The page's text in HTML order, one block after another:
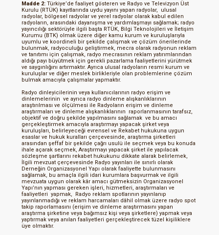
Madde 2: Türkiye’de faaliyet gösteren ve Radyo ve Televizyon Üst
Kurulu (RTÜK) kayıtlarında uydu yayını yapan radyolar, ulusal
radyolar, bölgesel radyolar ve yerel radyolar olarak kabul edilen
radyoların, arasındaki dayanışma ve yardımlaşmayı sağlamak; radyo
yayıncılığı sektörüyle ilgili başta RTÜK, Bilgi Teknolojileri ve İletişim
Kurumu (BTK) olmak üzere diğer kamu kurum ve kuruluşlarıyla
uyumlu ve koordineli bir şekilde çalışmak ve çözüm önerilerinde
bulunmak, radyoculuğu geliştirmek, mecra olarak radyonun reklam
ve tanıtımı için çalışmak, radyo mecrasının reklam yatırımlarından
aldığı payı büyütmek için gerekli pazarlama faaliyetlerini yürütmek
ve saygınlığını artırmaktır. Ayrıca ulusal radyoların resmi kurum ve
kuruluşlar ve diğer meslek birlikleriyle olan problemlerine çözüm
bulmak amacıyla çalışmalar yapmaktır.
Radyo dinleyicilerinin veya kullanıcılarının radyo erişim ve
dinlemelerinin ve ayrıca radyo dinleme alışkanlıklarının
araştırılması ve ölçülmesi ile Radyoların erişim ve dinleme
araştırmaları ve dinleme alışkanlıklarının raporlanmasının tarafsız,
objektif ve doğru şekilde yapılmasını sağlamak ve bu amacı
gerçekleştirmek amacıyla araştırmayı yapacak şirket veya
kuruluşları, belirleyeceği evrensel ve Rekabet hukukuna uygun
esaslar ve hukuk kuralları çerçevesinde, araştırma şirketleri
arasından şeffaf bir şekilde çağrı usulü ile seçmek veya bu konuda
ihale açarak seçmek, Araştırmayı yapacak şirket ile yapılacak
sözleşme şartlarını rekabet hukukunu dikkate alarak belirlemek,
İlgili mevzuat çerçevesinde Radyo yayınları ile sınırlı olarak
Derneğin Organizasyonel Yapı olarak faaliyette bulunmasını
sağlamak, bu amaçla ilgili idari kurumlara başvurmak ve ilgili
mevzuata uygun olarak kâr amacı gütmeksizin Organizasyonel
Yapı’nın yapması gereken işleri, hizmetleri, araştırmaları ve
faaliyetleri yapmak, Radyo reklam spotlarının yayınlanıp
yayınlanmadığı ve reklam harcamaları dâhil olmak üzere radyo spot
takip raporlamasını (erişim ve dinleme araştırmasını yapan
araştırma şirketine veya bağımsız kişi veya şirketlere) yapmak veya
yaptırmak veya anılan faaliyetleri gerçekleştirecek tüzel kişiliklere
üye olmaktır.